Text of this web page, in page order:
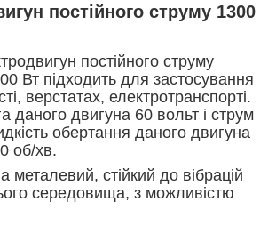
постійного струму 1300
постійного струму
Вт підходить для застосування
верстатах, електротранспорті.
даного двигуна 60 вольт і струм
обертання даного двигуна
об/хв.
металевий, стійкий до вібрацій
середовища, з можливістю